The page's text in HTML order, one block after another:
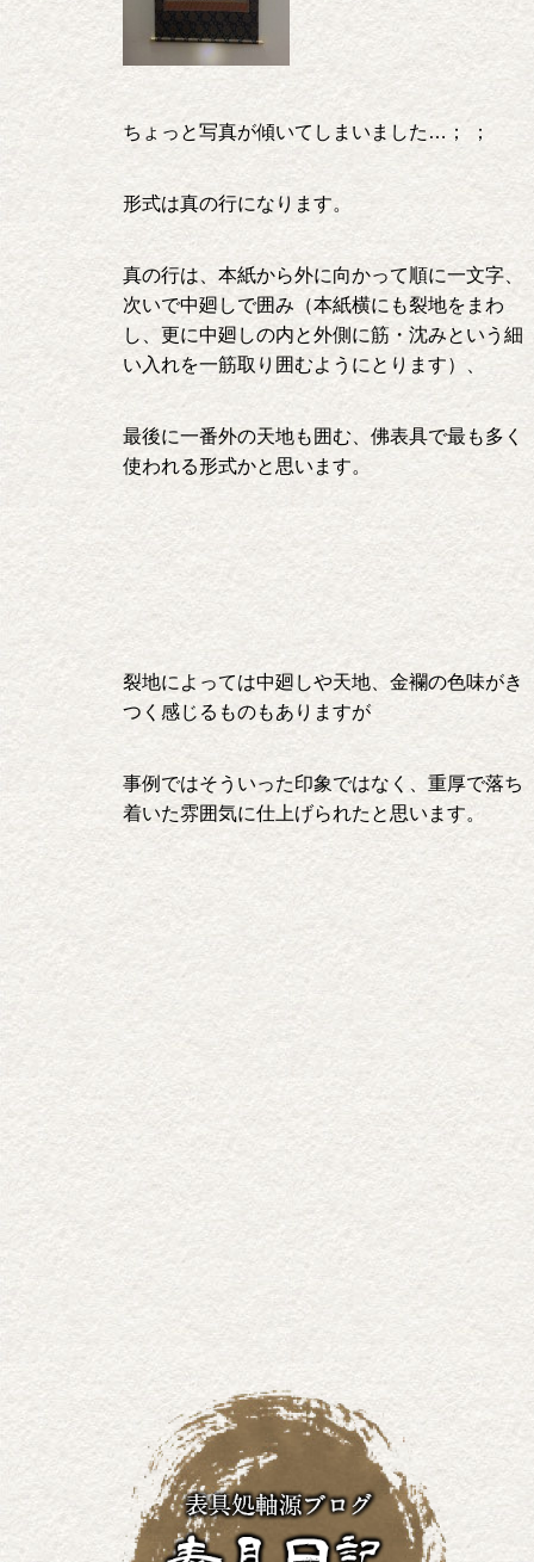
ちょっと写真が傾いてしまいました…； ；
形式は真の行になります。
真の行は、本紙から外に向かって順に一文字、
次いで中廻しで囲み（本紙横にも裂地をまわ
し、更に中廻しの内と外側に筋・沈みという細
い入れを一筋取り囲むようにとります）、
最後に一番外の天地も囲む、佛表具で最も多く
使われる形式かと思います。
裂地によっては中廻しや天地、金襴の色味がき
つく感じるものもありますが
事例ではそういった印象ではなく、重厚で落ち
着いた雰囲気に仕上げられたと思います。